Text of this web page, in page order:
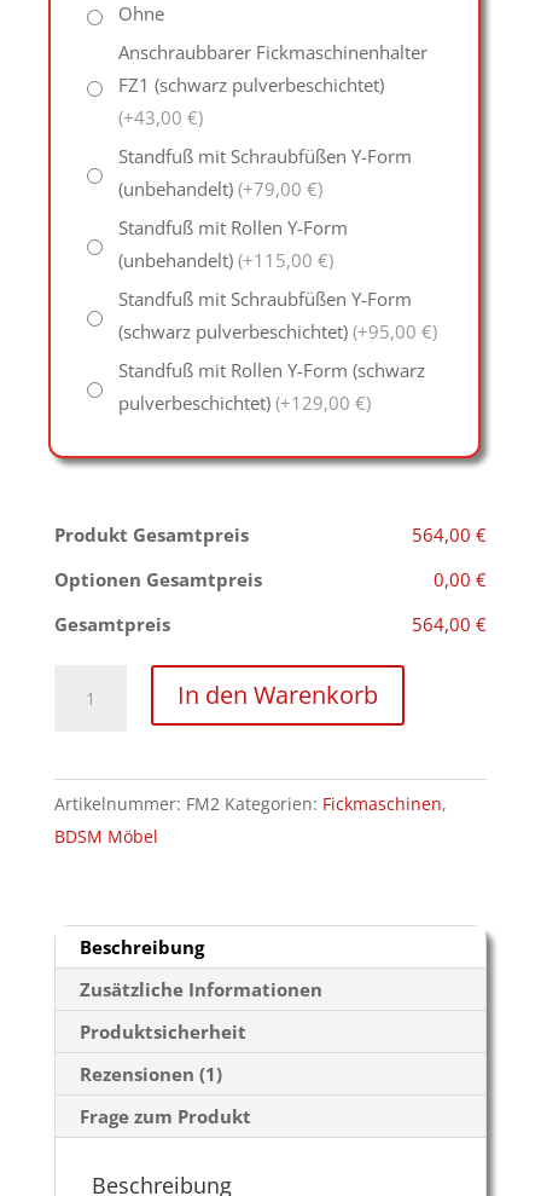
Ohne
Anschraubbarer Fickmaschinenhalter
FZ1 (schwarz pulverbeschichtet)
(+43,00 €)
Standfuß mit Schraubfüßen Y-Form
(unbehandelt) (+79,00 €)
Standfuß mit Rollen Y-Form
(unbehandelt) (+115,00 €)
Standfuß mit Schraubfüßen Y-Form
(schwarz pulverbeschichtet) (+95,00 €)
Standfuß mit Rollen Y-Form (schwarz
pulverbeschichtet) (+129,00 €)
Produkt Gesamtpreis
564,00 €
Optionen Gesamtpreis
0,00 €
Gesamtpreis
564,00 €
"Penetrator
220"
mit
Kabelfernbedienung
In den Warenkorb
Artikelnummer: FM2 Kategorien: Fickmaschinen,
BDSM Möbel
Beschreibung
Zusätzliche Informationen
Produktsicherheit
Rezensionen (1)
Frage zum Produkt
Beschreibung